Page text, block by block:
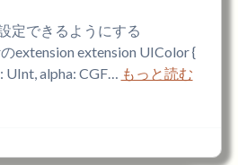
定できるようにする
extension extension UIColor {
UInt, alpha: CGF… もっと読む